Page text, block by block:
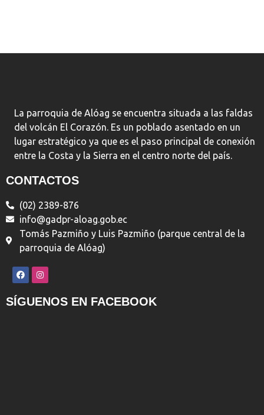
La parroquia de Alóag se encuentra situada a las faldas
del volcán El Corazón. Es un poblado asentado en un
lugar estratégico ya que es el paso principal de conexión
entre la Costa y la Sierra en el centro norte del país.
CONTACTOS
(02) 2389-876
info@gadpr-aloag.gob.ec
Tomás Pazmiño y Luis Pazmiño (parque central de la
parroquia de Alóag)
SÍGUENOS EN FACEBOOK